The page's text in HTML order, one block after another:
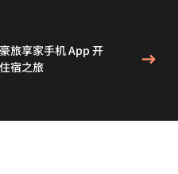
旅享家手机 App 开
宿之旅